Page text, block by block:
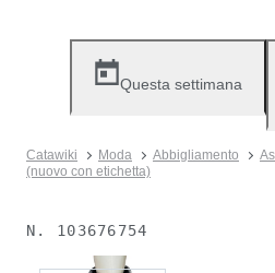
Questa settimana
Catawiki Moda Abbigliamento
(nuovo con etichetta)
N. 103676754